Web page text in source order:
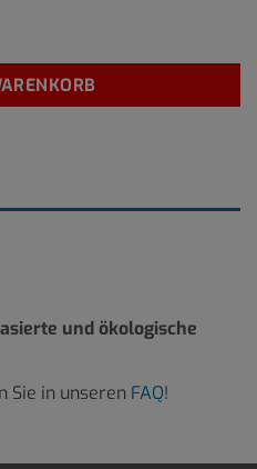
und ökologische
Sie in unseren FAQ!